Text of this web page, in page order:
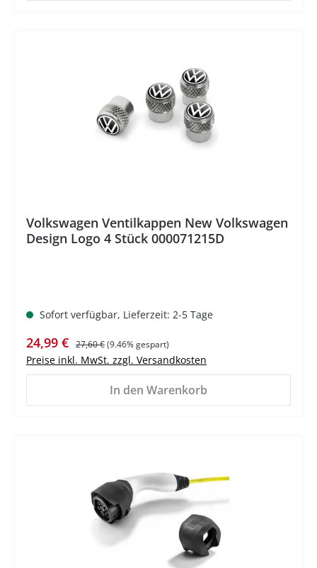
Volkswagen Ventilkappen New Volkswagen
Design Logo 4 Stück 000071215D
Sofort verfügbar, Lieferzeit: 2-5 Tage
Verkaufspreis:
24,99 € Regulärer Preis:
27,60 €(9.46% gespart)
Preise inkl. MwSt. zzgl. Versandkosten
In den Warenkorb